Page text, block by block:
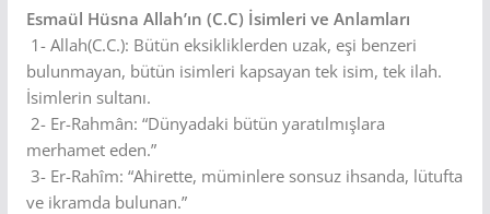
Esmaül Hüsna Allah’ın (C.C) İsimleri ve Anlamları
1- Allah(C.C.): Bütün eksikliklerden uzak, eşi benzeri
bulunmayan, bütün isimleri kapsayan tek isim, tek ilah.
İsimlerin sultanı.
2- Er-Rahmân: “Dünyadaki bütün yaratılmışlara
merhamet eden.”
3- Er-Rahîm: “Ahirette, müminlere sonsuz ihsanda, lütufta
ve ikramda bulunan.”